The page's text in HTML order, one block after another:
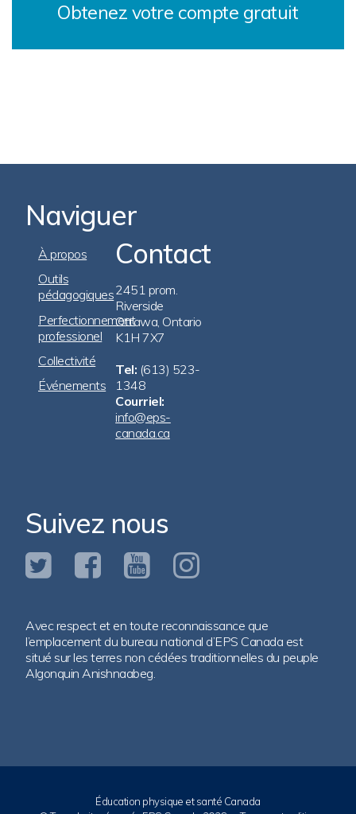
Obtenez votre compte gratuit
Naviguer
Footer
Navigation
À propos
Outils
pédagogiques
Perfectionnement
professionel
Collectivité
Événements
Contact
2451 prom.
Riverside
Ottawa, Ontario
K1H 7X7
Tel: (613) 523-
1348
Courriel:
info@eps-
canada.ca
Suivez nous
Avec respect et en toute reconnaissance que
l’emplacement du bureau national d’EPS Canada est
situé sur les terres non cédées traditionnelles du peuple
Algonquin Anishnaabeg.
Éducation physique et santé Canada